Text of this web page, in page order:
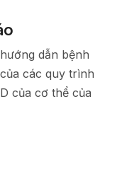
dẫn bệnh
các quy trình
của cơ thể của